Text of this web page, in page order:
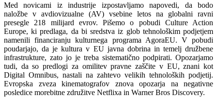
Med novicami iz industrije izpostavljamo napovedi, da bodo
naložbe v avdiovizualne (AV) vsebine letos na globalni ravni
presegle 218 milijard evrov. Pišemo o pobudi Culture Action
Europe, ki predlaga, da bi sredstva iz glob tehnološkim podjetjem
namenili financiranju kulturnega programa AgoraEU. V pobudi
poudarjajo, da je kultura v EU javna dobrina in temelj družbene
infrastrukture, zato jo je treba sistematično podpirati. Opozarjamo
tudi, da so predlogi za omilitev pravne zaščite v EU, znani kot
Digital Omnibus, nastali na zahtevo velikih tehnoloških podjetij.
Evropska zveza kinematografov znova opozarja na negativne
posledice morebitne združitve Netflixa in Warner Bros Discovery.